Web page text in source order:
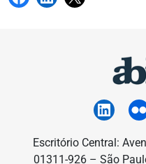
Escritório Central:
01311-926 – São